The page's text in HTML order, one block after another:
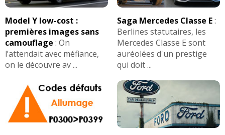
Model Y low-cost :
premières images sans
camouflage : On
l’attendait avec méfiance,
on le découvre av ...
Saga Mercedes Classe E:
Berlines statutaires, les
Mercedes Classe E sont
auréolées d'un prestige
qui doit ...